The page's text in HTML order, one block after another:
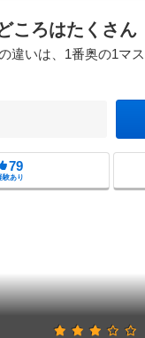
ころはたくさん
違いは、1番奥の1マ
79
験あり